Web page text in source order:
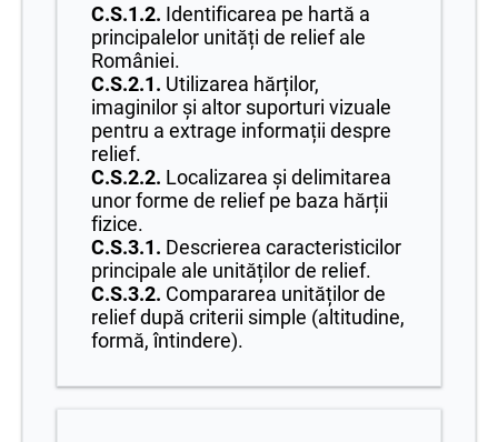
C.S.1.2. Identificarea pe hartă a
principalelor unități de relief ale
României.
C.S.2.1. Utilizarea hărților,
imaginilor și altor suporturi vizuale
pentru a extrage informații despre
relief.
C.S.2.2. Localizarea și delimitarea
unor forme de relief pe baza hărții
fizice.
C.S.3.1. Descrierea caracteristicilor
principale ale unităților de relief.
C.S.3.2. Compararea unităților de
relief după criterii simple (altitudine,
formă, întindere).